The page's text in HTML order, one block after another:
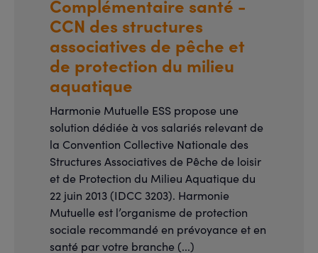
Complémentaire santé -
CCN des structures
associatives de pêche et
de protection du milieu
aquatique
Harmonie Mutuelle ESS propose une
solution dédiée à vos salariés relevant de
la Convention Collective Nationale des
Structures Associatives de Pêche de loisir
et de Protection du Milieu Aquatique du
22 juin 2013 (IDCC 3203). Harmonie
Mutuelle est l’organisme de protection
sociale recommandé en prévoyance et en
santé par votre branche (...)